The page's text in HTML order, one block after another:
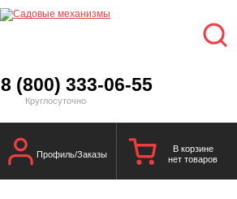
8 (800) 333-06-55
Круглосуточно
Профиль/Заказы
В корзине
нет товаров